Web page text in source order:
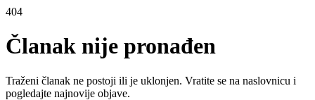
404
Članak nije pronađen
Traženi članak ne postoji ili je uklonjen. Vratite se na naslovnicu i
pogledajte najnovije objave.